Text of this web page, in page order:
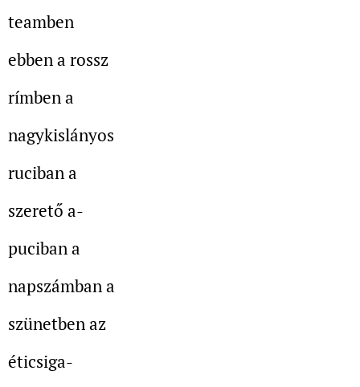
teamben
ebben a rossz
rímben a
nagykislányos
ruciban a
szerető a-
puciban a
napszámban a
szünetben az
éticsiga-